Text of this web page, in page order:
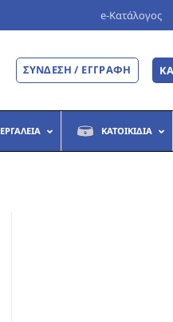
e-Κατάλογος
ΣΎΝΔΕΣΗ / ΕΓΓΡΑΦΉ
ΕΡΓΑΛΕΊΑ ΚΑΤΟΙΚΊΔΙΑ